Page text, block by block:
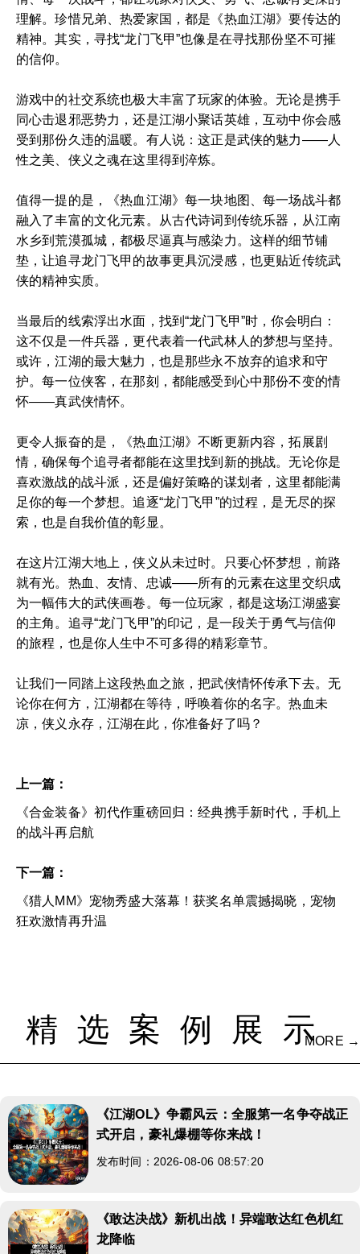
理解。珍惜兄弟、热爱家国，都是《热血江湖》要传达的
精神。其实，寻找“龙门飞甲”也像是在寻找那份坚不可摧
的信仰。
游戏中的社交系统也极大丰富了玩家的体验。无论是携手
同心击退邪恶势力，还是江湖小聚话英雄，互动中你会感
受到那份久违的温暖。有人说：这正是武侠的魅力——人
性之美、侠义之魂在这里得到淬炼。
值得一提的是，《热血江湖》每一块地图、每一场战斗都
融入了丰富的文化元素。从古代诗词到传统乐器，从江南
水乡到荒漠孤城，都极尽逼真与感染力。这样的细节铺
垫，让追寻龙门飞甲的故事更具沉浸感，也更贴近传统武
侠的精神实质。
当最后的线索浮出水面，找到“龙门飞甲”时，你会明白：
这不仅是一件兵器，更代表着一代武林人的梦想与坚持。
或许，江湖的最大魅力，也是那些永不放弃的追求和守
护。每一位侠客，在那刻，都能感受到心中那份不变的情
怀——真武侠情怀。
更令人振奋的是，《热血江湖》不断更新内容，拓展剧
情，确保每个追寻者都能在这里找到新的挑战。无论你是
喜欢激战的战斗派，还是偏好策略的谋划者，这里都能满
足你的每一个梦想。追逐“龙门飞甲”的过程，是无尽的探
索，也是自我价值的彰显。
在这片江湖大地上，侠义从未过时。只要心怀梦想，前路
就有光。热血、友情、忠诚——所有的元素在这里交织成
为一幅伟大的武侠画卷。每一位玩家，都是这场江湖盛宴
的主角。追寻“龙门飞甲”的印记，是一段关于勇气与信仰
的旅程，也是你人生中不可多得的精彩章节。
让我们一同踏上这段热血之旅，把武侠情怀传承下去。无
论你在何方，江湖都在等待，呼唤着你的名字。热血未
凉，侠义永存，江湖在此，你准备好了吗？
上一篇：
《合金装备》初代作重磅回归：经典携手新时代，手机上
的战斗再启航
下一篇：
《猎人MM》宠物秀盛大落幕！获奖名单震撼揭晓，宠物
狂欢激情再升温
精选案例展示MORE →
《江湖OL》争霸风云：全服第一名争夺战正
式开启，豪礼爆棚等你来战！
发布时间：2026-08-06 08:57:20
《敢达决战》新机出战！异端敢达红色机红
龙降临